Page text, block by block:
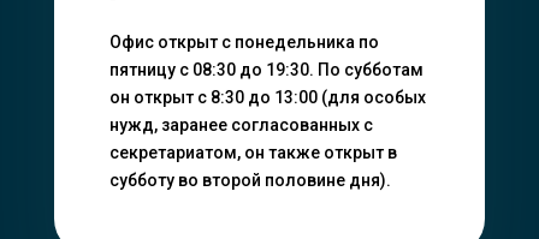
Офис открыт с понедельника по
пятницу с 08:30 до 19:30. По субботам
он открыт с 8:30 до 13:00 (для особых
нужд, заранее согласованных с
секретариатом, он также открыт в
субботу во второй половине дня).